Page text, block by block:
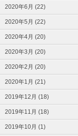
2020年6月 (22)
2020年5月 (22)
2020年4月 (20)
2020年3月 (20)
2020年2月 (20)
2020年1月 (21)
2019年12月 (18)
2019年11月 (18)
2019年10月 (1)